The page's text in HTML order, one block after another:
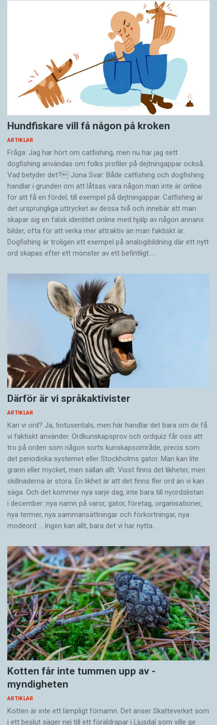
Hundfiskare vill få någon på kroken
ARTIKLAR
Fråga: Jag har hört om catfishing, men nu har jag sett
dogfishing användas om folks profiler på dejtningappar också.
Vad betyder det? Jona Svar: Både catfishing och dogfishing
handlar i grunden om att låtsas vara någon man inte är online
för att få en fördel, till exempel på dejtningappar. Catfishing är
det ursprungliga uttrycket av dessa två och innebär att man
skapar sig en falsk identitet online med hjälp av någon annans
bilder, ofta för att verka mer attraktiv än man faktiskt är.
Dogfishing är troligen ett exempel på analogibildning där ett nytt
ord skapas efter ett mönster av ett befintligt.…
Därför är vi språkaktivister
ARTIKLAR
Kan vi ord? Ja, tiotusentals, men här handlar det bara om de få
vi faktiskt använder. Ordkunskapsprov och ordquiz får oss att
tro på orden som någon sorts kunskapsområde, precis som
det periodiska systemet eller Stockholms gator. Man kan lite
grann eller mycket, men sällan allt. Visst finns det likheter, men
skillnaderna är stora. En likhet är att det finns fler ord än vi kan
säga. Och det kommer nya varje dag, inte bara till nyordslistan
i december: nya namn på varor, gator, företag, organisationer,
nya termer, nya samman­sättningar och förkortningar, nya
modeord … Ingen kan allt, bara det vi har nytta…
Kotten får inte tummen upp av ­
myndigheten
ARTIKLAR
Kotten är inte ett lämpligt förnamn. Det anser Skatte­verket som
i ett beslut säger nej till ett föräldra­par i Ljusdal som ville ge